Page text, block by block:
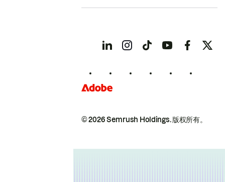
© 2026 Semrush Holdings.版权所有。